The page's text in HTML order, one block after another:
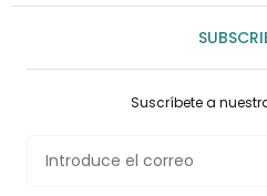
Suscríbete a